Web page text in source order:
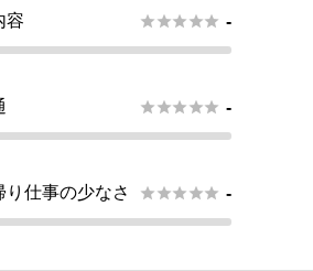
容  -
 -
仕事の少なさ  -